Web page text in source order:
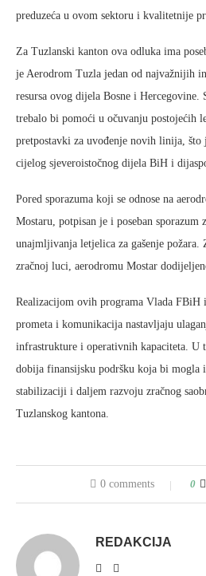
preduzeća u ovom sektoru i kvalitetnije
Za Tuzlanski kanton ova odluka ima
je Aerodrom Tuzla jedan od najvažnijih
resursa ovog dijela Bosne i
trebalo bi pomoći u očuvanju postojećih
pretpostavki za uvođenje novih linija, što
cijelog sjeveroistočnog dijela BiH i
Pored sporazuma koji se odnose na
Mostaru, potpisan je i poseban sporazum
unajmljivanja letjelica za gašenje požara.
zračnoj luci, aerodromu Mostar
Realizacijom ovih programa Vlada FBiH
prometa i komunikacija nastavljaju
infrastrukture i operativnih kapaciteta.
dobija finansijsku podršku koja bi mogla
stabilizaciji i daljem razvoju zračnog
Tuzlanskog kantona.
0 comments 0
REDAKCIJA